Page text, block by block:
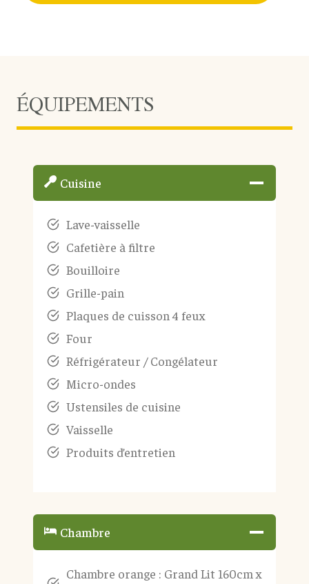
ÉQUIPEMENTS
Cuisine
Lave-vaisselle
Cafetière à filtre
Bouilloire
Grille-pain
Plaques de cuisson 4 feux
Four
Réfrigérateur / Congélateur
Micro-ondes
Ustensiles de cuisine
Vaisselle
Produits d’entretien
Chambre
Chambre orange : Grand Lit 160cm x